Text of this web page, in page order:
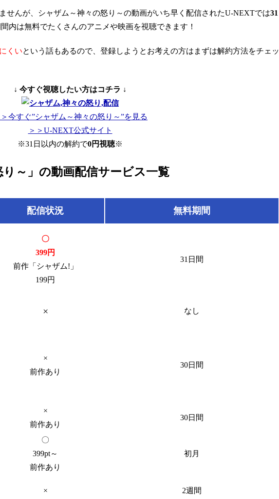
せんが、シャザム～神々の怒り～の動画がいち早く配信されたU-NEXTでは31
内は無料でたくさんのアニメや映画を視聴できます！
くいという話もあるので、登録しようとお考えの方はまずは解約方法をチェッ
↓ 今すぐ視聴したい方はコチラ ↓
＞今すぐ”シャザム～神々の怒り～”を見る
＞＞U-NEXT公式サイト
※31日以内の解約で0円視聴※
～」の動画配信サービス一覧
配信状況 無料期間
〇
399円
前作「シャザム!」
199円
31日間
× なし
×
前作あり
30日間
×
前作あり
30日間
〇
399pt～
前作あり
初月
× 2週間